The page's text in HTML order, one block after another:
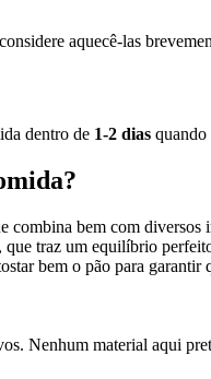
aquecê-las
dentro de 1-2 dias quando
combina bem com diversos
, que traz um equilíbrio
bem o pão para
Nenhum material aqui